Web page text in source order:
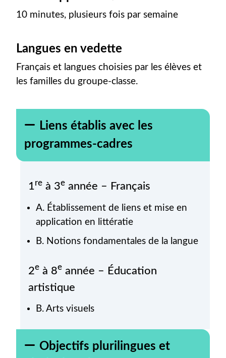
10 minutes, plusieurs fois par semaine
Langues en vedette
Français et langues choisies par les élèves et
les familles du groupe-classe.
Liens établis avec les
programmes-cadres
1re à 3e année – Français
A. Établissement de liens et mise en
application en littératie
B. Notions fondamentales de la langue
2e à 8e année – Éducation
artistique
B. Arts visuels
Objectifs plurilingues et